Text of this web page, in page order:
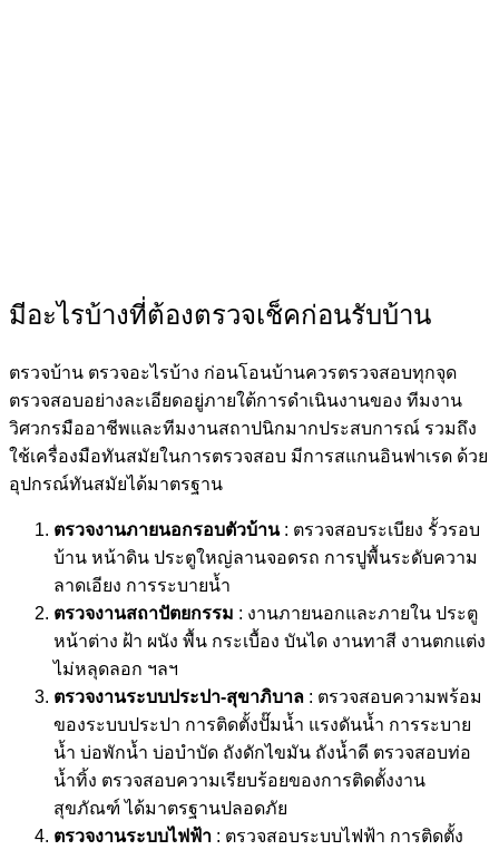
มีอะไรบ้างที่ต้องตรวจเช็คก่อนรับบ้าน
ตรวจบ้าน ตรวจอะไรบ้าง ก่อนโอนบ้านควรตรวจสอบทุกจุด
ตรวจสอบอย่างละเอียดอยู่ภายใต้การดำเนินงานของ ทีมงาน
วิศวกรมืออาชีพและทีมงานสถาปนิกมากประสบการณ์ รวมถึง
ใช้เครื่องมือทันสมัยในการตรวจสอบ มีการสแกนอินฟาเรด ด้วย
อุปกรณ์ทันสมัยได้มาตรฐาน
ตรวจงานภายนอกรอบตัวบ้าน: ตรวจสอบระเบียง รั้วรอบ
บ้าน หน้าดิน ประตูใหญ่ลานจอดรถ การปูพื้นระดับความ
ลาดเอียง การระบายน้ำ
ตรวจงานสถาปัตยกรรม : งานภายนอกและภายใน ประตู
หน้าต่าง ฝ้า ผนัง พื้น กระเบื้อง บันได งานทาสี งานตกแต่ง
ไม่หลุดลอก ฯลฯ
ตรวจงานระบบประปา-สุขาภิบาล : ตรวจสอบความพร้อม
ของระบบประปา การติดตั้งปั๊มน้ำ แรงดันน้ำ การระบาย
น้ำ บ่อพักน้ำ บ่อบำบัด ถังดักไขมัน ถังน้ำดี ตรวจสอบท่อ
น้ำทิ้ง ตรวจสอบความเรียบร้อยของการติดตั้งงาน
สุขภัณฑ์ ได้มาตรฐานปลอดภัย
ตรวจงานระบบไฟฟ้า : ตรวจสอบระบบไฟฟ้า การติดตั้ง